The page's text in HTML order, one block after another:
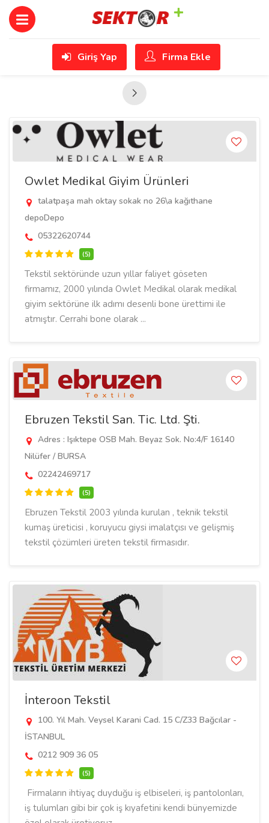
Giriş Yap Firma Ekle
Owlet Medikal Giyim Ürünleri
talatpaşa mah oktay sokak no 26\a kağıthane
depoDepo
05322620744
(5)
Tekstil sektöründe uzun yıllar faliyet göseten
firmamız, 2000 yılında Owlet Medikal olarak medikal
giyim sektörüne ilk adımı desenli bone ürettimi ile
atmıştır. Cerrahi bone olarak ...
Ebruzen Tekstil San. Tic. Ltd. Şti.
Adres : Işıktepe OSB Mah. Beyaz Sok. No:4/F 16140
Nilüfer / BURSA
02242469717
(5)
Ebruzen Tekstil 2003 yılında kurulan , teknik tekstil
kumaş üreticisi , koruyucu giysi imalatçısı ve gelişmiş
tekstil çözümleri üreten tekstil firmasıdır.
İnteroon Tekstil
100. Yıl Mah. Veysel Karani Cad. 15 C/Z33 Bağcılar -
İSTANBUL
0212 909 36 05
(5)
Firmaların ihtiyaç duyduğu iş elbiseleri, iş pantolonları,
iş tulumları gibi bir çok iş kıyafetini kendi bünyemizde